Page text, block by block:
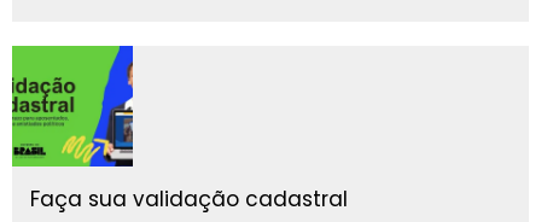
Faça sua validação cadastral